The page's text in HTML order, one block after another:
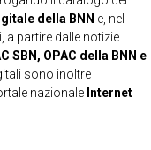
della BNN e, nel
a partire dalle notizie
SBN, OPAC della BNN e
sono inoltre
nazionale Internet